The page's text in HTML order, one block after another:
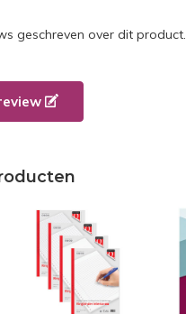
geschreven over dit product.